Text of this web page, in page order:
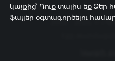
2002 - 2026, ©
Էջը
Կայքի
կայքից՝ Դուք տալիս եք Ձեր
ֆայլեր օգտագործելու